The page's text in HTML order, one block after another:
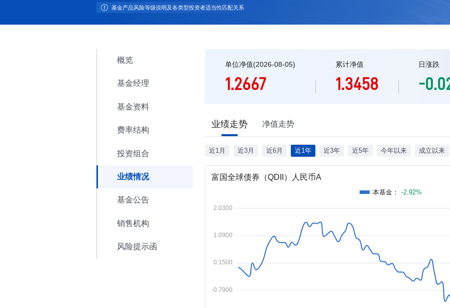
基金产品风险等级说明及各类型投资者适当性匹配关系
概览
基金经理
基金资料
费率结构
投资组合
业绩情况
基金公告
销售机构
风险提示函
单位净值(2026-08-05)
1.2667
累计净值
1.3458
日涨跌
-
业绩走势 净值走势
近1月 近3月 近6月 近1年 近3年 近5年 今年以来 成立以来
富国全球债券（QDII）人民币A
本基金： -2.92%